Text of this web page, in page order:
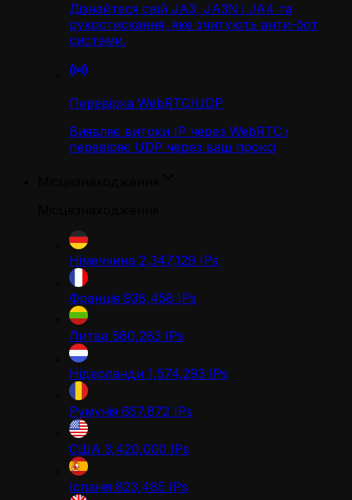
Дізнайтеся свій JA3, JA3N і JA4 та
рукостискання, яке зчитують анти-бот
системи.
Перевірка WebRTC/UDP
Виявляє витоки IP через WebRTC і
перевіряє UDP через ваш проксі
Німеччина 2,347,129 IPs
Франція 938,458 IPs
Литва 580,283 IPs
Нідерланди 1,574,293 IPs
Румунія 657,872 IPs
США 3,420,000 IPs
Іспанія 823,485 IPs